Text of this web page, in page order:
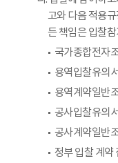
고와 다음 적용
든 책임은 입찰
국가종합전자
용역입찰유의
용역계약일반
공사입찰유의
공사계약일반
정부 입찰 계